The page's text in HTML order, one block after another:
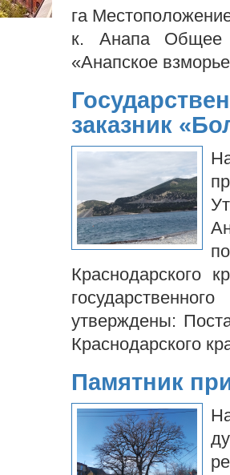
га
к. Анапа Общее
«Анапское
заказник
Краснодарского
утверждены:
Краснодарского
Памятник